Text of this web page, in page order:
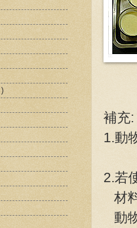
補充:
1.動
2.若
材
動